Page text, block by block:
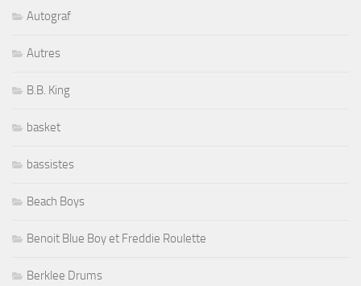
Autograf
Autres
B.B. King
basket
bassistes
Beach Boys
Benoit Blue Boy et Freddie Roulette
Berklee Drums